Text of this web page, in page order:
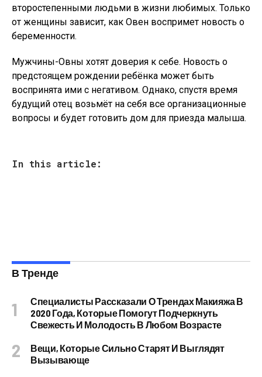
второстепенными людьми в жизни любимых. Только
от женщины зависит, как Овен воспримет новость о
беременности.
Мужчины-Овны хотят доверия к себе. Новость о
предстоящем рождении ребёнка может быть
воспринята ими с негативом. Однако, спустя время
будущий отец возьмёт на себя все организационные
вопросы и будет готовить дом для приезда малыша.
In this article:
В Тренде
Специалисты Рассказали О Трендах Макияжа В
2020 Года, Которые Помогут Подчеркнуть
Свежесть И Молодость В Любом Возрасте
Вещи, Которые Сильно Старят И Выглядят
Вызывающе